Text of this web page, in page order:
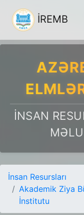
İREMB
İNSAN
İnsan Resursları
Akademik Ziya
İnstitutu